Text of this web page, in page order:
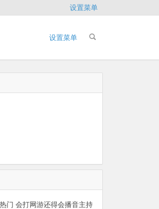
设置菜单
设置菜单
门 会打网游还得会播音主持